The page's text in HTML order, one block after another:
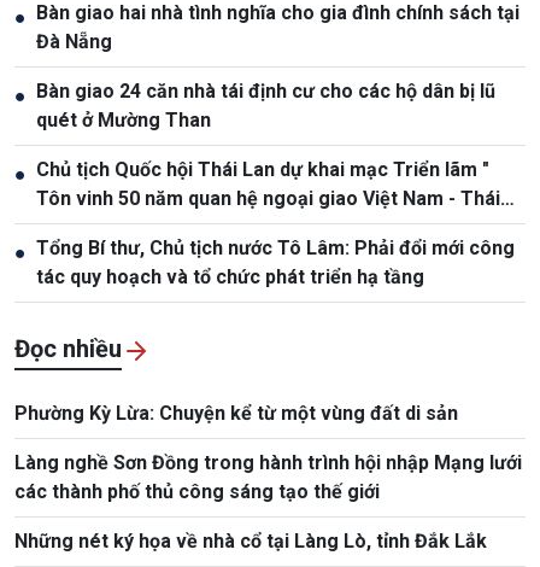
●
Bàn giao hai nhà tình nghĩa cho gia đình chính sách tại
Đà Nẵng
●
Bàn giao 24 căn nhà tái định cư cho các hộ dân bị lũ
quét ở Mường Than
● Chủ tịch Quốc hội Thái Lan dự khai mạc Triển lãm "
Tôn vinh 50 năm quan hệ ngoại giao Việt Nam - Thái
Lan"
● Tổng Bí thư, Chủ tịch nước Tô Lâm: Phải đổi mới công
tác quy hoạch và tổ chức phát triển hạ tầng
Đọc nhiều
Phường Kỳ Lừa: Chuyện kể từ một vùng đất di sản
Làng nghề Sơn Đồng trong hành trình hội nhập Mạng lưới
các thành phố thủ công sáng tạo thế giới
Những nét ký họa về nhà cổ tại Làng Lò, tỉnh Đắk Lắk